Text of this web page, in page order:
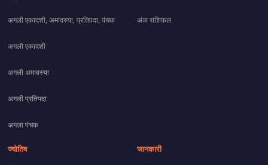
अगली एकादशी, अमावस्या, प्रतिपदा, पंचक
अगली एकादशी
अगली अमावस्या
अगली प्रतिपदा
अगला पंचक
अंक राशिफल
ज्योतिष जानकारी